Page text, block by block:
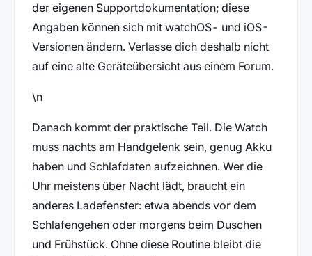
der eigenen Supportdokumentation; diese
Angaben können sich mit watchOS- und iOS-
Versionen ändern. Verlasse dich deshalb nicht
auf eine alte Geräteübersicht aus einem Forum.
\n
Danach kommt der praktische Teil. Die Watch
muss nachts am Handgelenk sein, genug Akku
haben und Schlafdaten aufzeichnen. Wer die
Uhr meistens über Nacht lädt, braucht ein
anderes Ladefenster: etwa abends vor dem
Schlafengehen oder morgens beim Duschen
und Frühstück. Ohne diese Routine bleibt die